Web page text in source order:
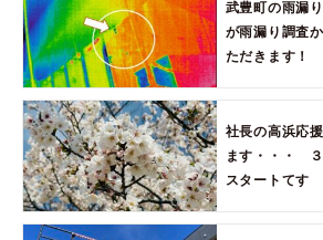
武豊町の雨漏
が雨漏り調査
ただきます！
社長の高浜応
ます・・・
スタートてす